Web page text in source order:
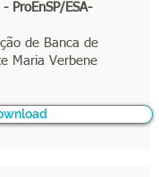
ProEnSP/ESA-
de Banca de
Maria Verbene